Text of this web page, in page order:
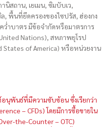
นิสถาน, เยเมน, ซิมบับเว,
ล, พื้นที่ยึดครองของไซปรัส, ฮ่องกง
ว่ำบาตร มีข้อจำกัดหรือมาตรการ
Nations), สหภาพยุโรป
States of America) หรือหน่วยงาน
นุพันธ์ที่มีความซับซ้อน ซึ่งเรียกว่า
– CFDs) โดยมีการซื้อขายใน
the-Counter – OTC)